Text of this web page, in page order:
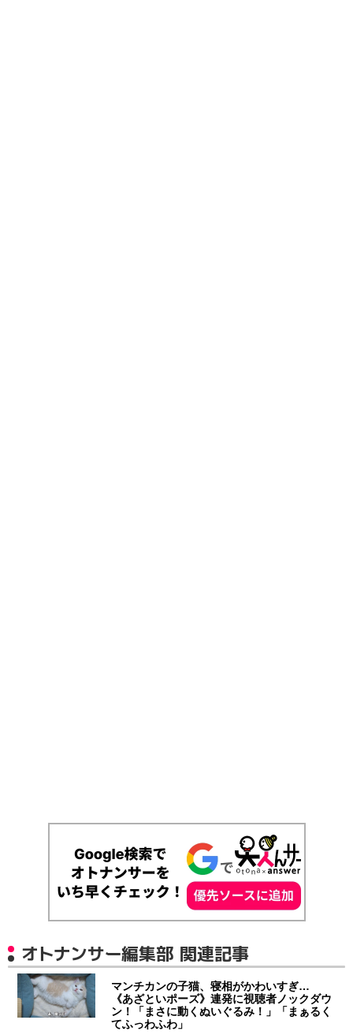
オトナンサー編集部 関連記事
マンチカンの子猫、寝相がかわいすぎ…
《あざといポーズ》連発に視聴者ノックダウ
ン！「まさに動くぬいぐるみ！」「まぁるく
てふっわふわ」